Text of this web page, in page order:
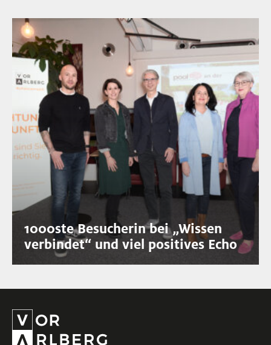
1000ste Besucherin bei „Wissen
verbindet“ und viel positives Echo